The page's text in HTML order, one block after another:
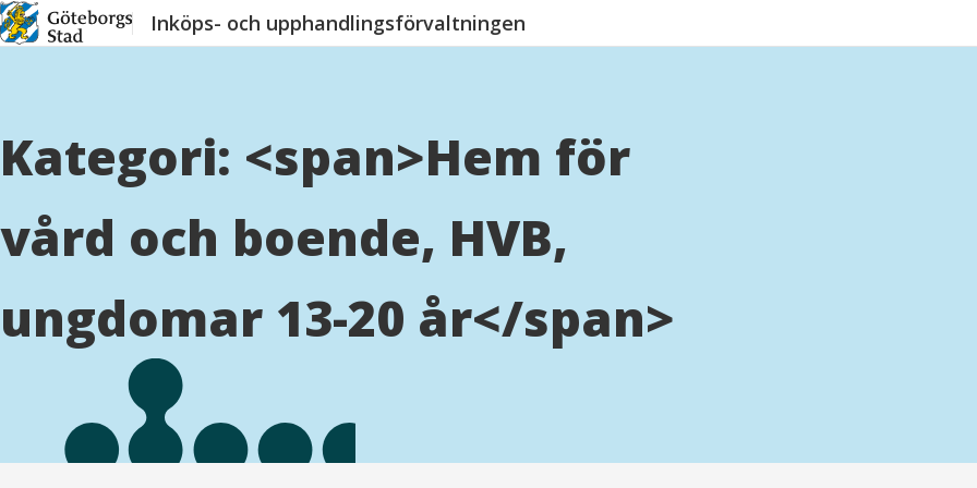
Hoppa
till
Inköps- och upphandlingsförvaltningen
Kategori: <span>Hem för
vård och boende, HVB,
ungdomar 13-20 år</span>